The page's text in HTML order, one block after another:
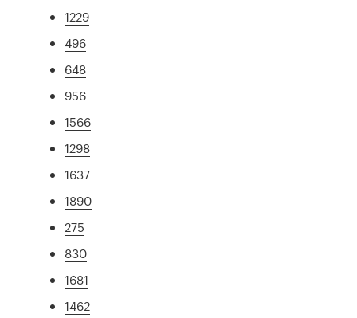
1229
496
648
956
1566
1298
1637
1890
275
830
1681
1462